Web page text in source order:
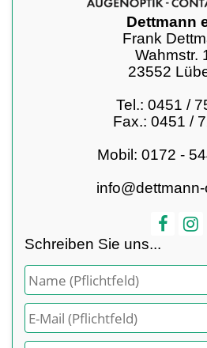
Dettmann
Frank
Wahmstr.
23552
Tel.: 0451 /
Fax.: 0451 /
Mobil: 0172 -
Schreiben Sie uns...